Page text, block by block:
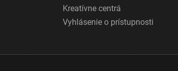
Kreatívne centrá
Vyhlásenie o prístupnosti